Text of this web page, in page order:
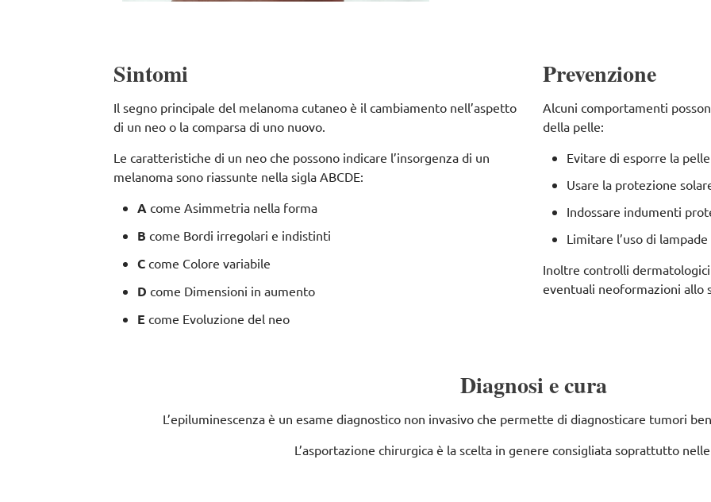
Sintomi
Il segno principale del melanoma cutaneo è il cambiamento nell’aspetto
di un neo o la comparsa di uno nuovo.
Le caratteristiche di un neo che possono indicare l’insorgenza di un
melanoma sono riassunte nella sigla ABCDE:
A come Asimmetria nella forma
B come Bordi irregolari e indistinti
C come Colore variabile
D come Dimensioni in aumento
E come Evoluzione del neo
Prevenzione
Alcuni comportamenti
della pelle:
Evitare di esporre la
Usare la protezione
Indossare indumenti
Limitare l’uso di
Inoltre controlli
eventuali neoformazioni allo
Diagnosi e cura
L’epiluminescenza è un esame diagnostico non invasivo che permette di diagnosticare tumori
L’asportazione chirurgica è la scelta in genere consigliata soprattutto